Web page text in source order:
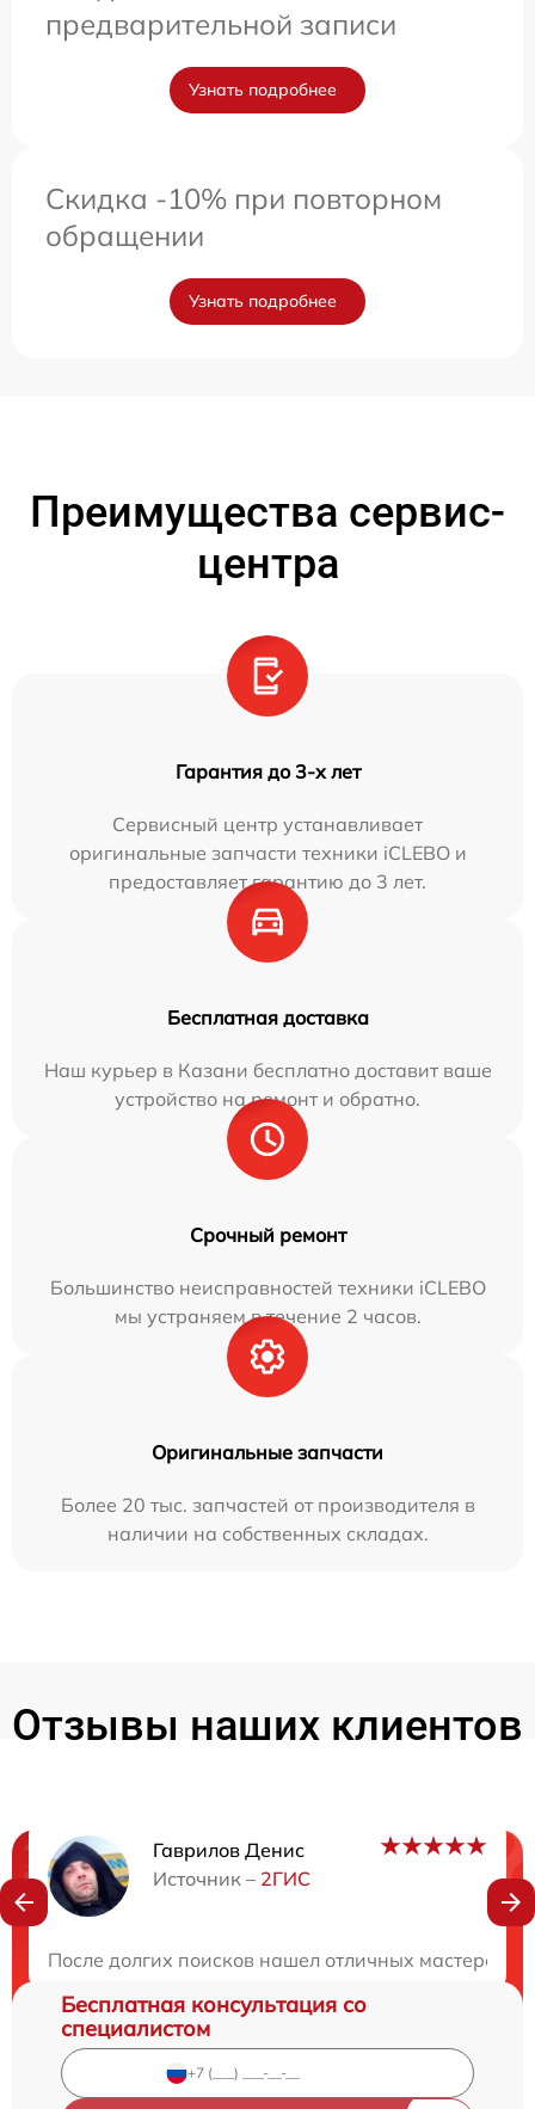
предварительной записи
Узнать подробнее
Скидка -10% при повторном
обращении
Узнать подробнее
Преимущества сервис-
центра
Гарантия до 3-х лет
Сервисный центр устанавливает
оригинальные запчасти техники iCLEBO и
предоставляет гарантию до 3 лет.
Бесплатная доставка
Наш курьер в Казани бесплатно доставит ваше
устройство на ремонт и обратно.
Срочный ремонт
Большинство неисправностей техники iCLEBO
мы устраняем в течение 2 часов.
Оригинальные запчасти
Более 20 тыс. запчастей от производителя в
наличии на собственных складах.
Отзывы наших клиентов
Гаврилов Денис
Источник – 2ГИС
После долгих поисков нашел отличных мастеров.
Нужна консультация?
Бесплатная консультация со
специалистом